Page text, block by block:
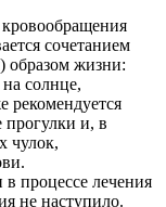
сочетанием
образом жизни:
солнце,
рекомендуется
и, в
чулок,
в процессе лечения
не наступило.